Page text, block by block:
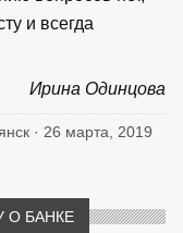
и всегда
Ирина Одинцова
· 26 марта, 2019
О БАНКЕ